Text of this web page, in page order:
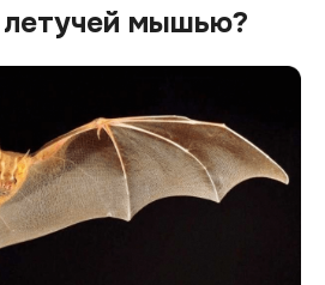
мышью?